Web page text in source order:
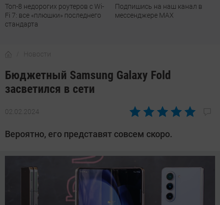
Топ-8 недорогих роутеров с Wi-
Fi 7: все «плюшки» последнего
стандарта
Подпишись на наш канал в
мессенджере МАХ
Новости
Бюджетный Samsung Galaxy Fold
засветился в сети
02.02.2024
Автор:
Довлатова
Вероятно, его представят совсем скоро.